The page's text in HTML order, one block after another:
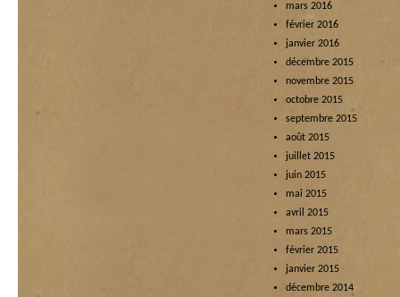
mars 2016
février 2016
janvier 2016
décembre 2015
novembre 2015
octobre 2015
septembre 2015
août 2015
juillet 2015
juin 2015
mai 2015
avril 2015
mars 2015
février 2015
janvier 2015
décembre 2014